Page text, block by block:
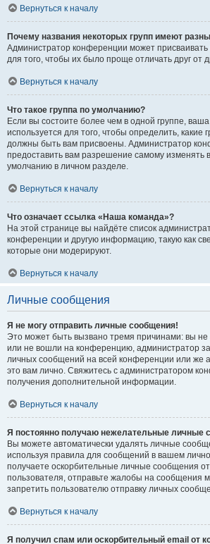
Вернуться к началу
Почему названия некоторых групп имеют
Администратор конференции может присваивать
для того, чтобы их было проще отличать друг от
Вернуться к началу
Что такое группа по умолчанию?
Если вы состоите более чем в одной группе,
используется для того, чтобы определить, какие
должны быть вам присвоены. Администратор
предоставить вам разрешение самому изменять
умолчанию в личном разделе.
Вернуться к началу
Что означает ссылка «Наша команда»?
На этой странице вы найдёте список
конференции и другую информацию, такую как
которые они модерируют.
Вернуться к началу
Личные сообщения
Я не могу отправить личные сообщения!
Это может быть вызвано тремя причинами: вы не
или не вошли на конференцию, администратор
личных сообщений на всей конференции или же
это вам лично. Свяжитесь с администратором
получения дополнительной информации.
Вернуться к началу
Я постоянно получаю нежелательные личные
Вы можете автоматически удалять личные
используя правила для сообщений в вашем
получаете оскорбительные личные сообщения от
пользователя, отправьте жалобы на сообщения
запретить пользователю отправку личных
Вернуться к началу
Я получил спам или оскорбительный email от